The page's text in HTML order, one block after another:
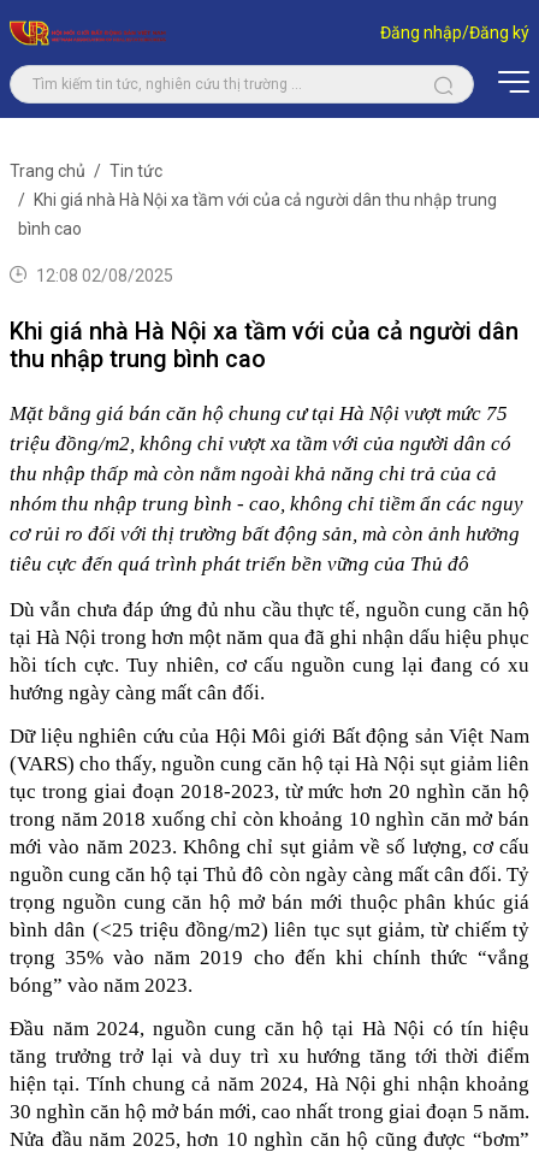
Đăng nhập/Đăng ký
Trang chủ
Tin tức
Khi giá nhà Hà Nội xa tầm với của cả người dân thu nhập trung
bình cao
12:08 02/08/2025
Khi giá nhà Hà Nội xa tầm với của cả người dân
thu nhập trung bình cao
Mặt bằng giá bán căn hộ chung cư tại Hà Nội vượt mức 75
triệu đồng/m2, không chỉ vượt xa tầm với của người dân có
thu nhập thấp mà còn nằm ngoài khả năng chi trả của cả
nhóm thu nhập trung bình - cao, không chỉ tiềm ẩn các nguy
cơ rủi ro đối với thị trường bất động sản, mà còn ảnh hưởng
tiêu cực đến quá trình phát triển bền vững của Thủ đô
Dù vẫn chưa đáp ứng đủ nhu cầu thực tế, nguồn cung căn hộ
tại Hà Nội trong hơn một năm qua đã ghi nhận dấu hiệu phục
hồi tích cực. Tuy nhiên, cơ cấu nguồn cung lại đang có xu
hướng ngày càng mất cân đối.
Dữ liệu nghiên cứu của Hội Môi giới Bất động sản Việt Nam
(VARS) cho thấy, nguồn cung căn hộ tại Hà Nội sụt giảm liên
tục trong giai đoạn 2018-2023, từ mức hơn 20 nghìn căn hộ
trong năm 2018 xuống chỉ còn khoảng 10 nghìn căn mở bán
mới vào năm 2023. Không chỉ sụt giảm về số lượng, cơ cấu
nguồn cung căn hộ tại Thủ đô còn ngày càng mất cân đối. Tỷ
trọng nguồn cung căn hộ mở bán mới thuộc phân khúc giá
bình dân (<25 triệu đồng/m2) liên tục sụt giảm, từ chiếm tỷ
trọng 35% vào năm 2019 cho đến khi chính thức “vắng
bóng” vào năm 2023.
Đầu năm 2024, nguồn cung căn hộ tại Hà Nội có tín hiệu
tăng trưởng trở lại và duy trì xu hướng tăng tới thời điểm
hiện tại. Tính chung cả năm 2024, Hà Nội ghi nhận khoảng
30 nghìn căn hộ mở bán mới, cao nhất trong giai đoạn 5 năm.
Nửa đầu năm 2025, hơn 10 nghìn căn hộ cũng được “bơm”